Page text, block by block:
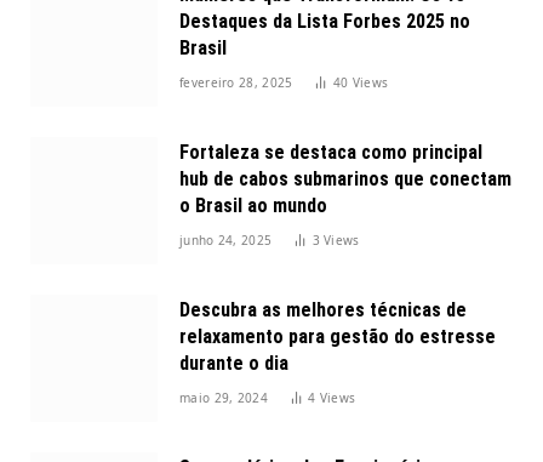
Destaques da Lista Forbes 2025 no
Brasil
fevereiro 28, 2025 40 Views
Fortaleza se destaca como principal
hub de cabos submarinos que conectam
o Brasil ao mundo
junho 24, 2025 3Views
Descubra as melhores técnicas de
relaxamento para gestão do estresse
durante o dia
maio 29, 2024 4 Views